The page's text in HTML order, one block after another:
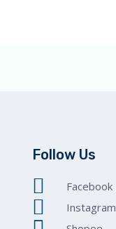
Follow Us
Facebook
Instagram